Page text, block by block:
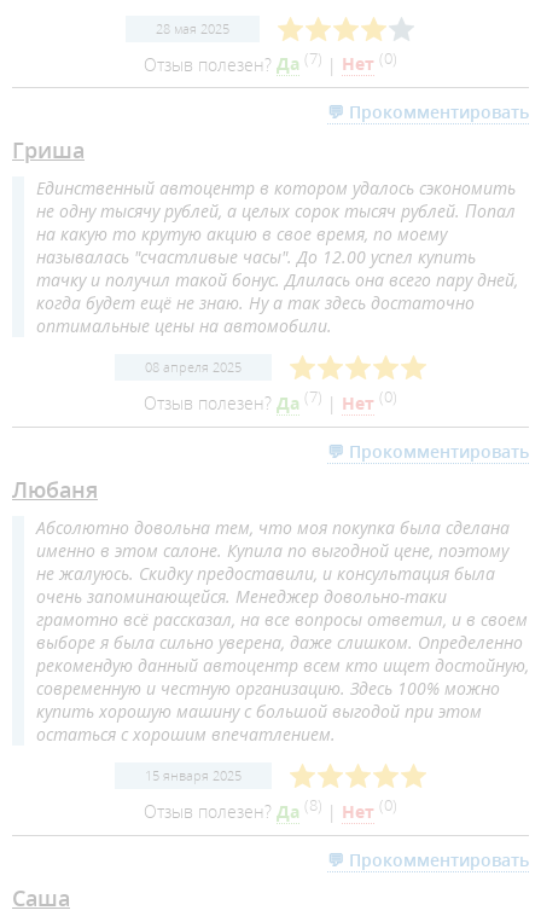
28 мая 2025
Отзыв полезен? Да (7) | Нет (0)
💬 Прокомментировать
Гриша
Единственный автоцентр в котором удалось сэкономить
не одну тысячу рублей, а целых сорок тысяч рублей. Попал
на какую то крутую акцию в свое время, по моему
называлась "счастливые часы". До 12.00 успел купить
тачку и получил такой бонус. Длилась она всего пару дней,
когда будет ещё не знаю. Ну а так здесь достаточно
оптимальные цены на автомобили.
08 апреля 2025
Отзыв полезен? Да (7) | Нет (0)
💬 Прокомментировать
Любаня
Абсолютно довольна тем, что моя покупка была сделана
именно в этом салоне. Купила по выгодной цене, поэтому
не жалуюсь. Скидку предоставили, и консультация была
очень запоминающейся. Менеджер довольно-таки
грамотно всё рассказал, на все вопросы ответил, и в своем
выборе я была сильно уверена, даже слишком. Определенно
рекомендую данный автоцентр всем кто ищет достойную,
современную и честную организацию. Здесь 100% можно
купить хорошую машину с большой выгодой при этом
остаться с хорошим впечатлением.
15 января 2025
Отзыв полезен? Да (8) | Нет (0)
💬 Прокомментировать
Саша